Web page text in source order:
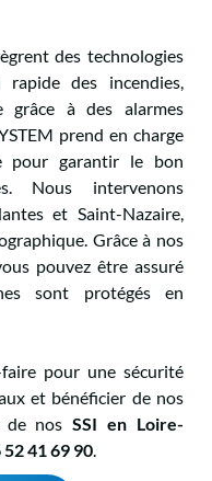
des technologies
des incendies,
grâce à des alarmes
prend en charge
pour garantir le bon
Nous intervenons
et Saint-Nazaire,
Grâce à nos
pouvez être assuré
sont protégés en
pour une sécurité
et bénéficier de nos
de nosSSI en Loire-
52 41 69 90.